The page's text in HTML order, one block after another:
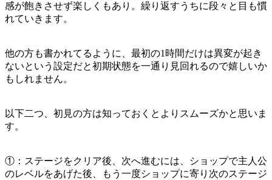
感が飽きさせず楽しくもあり。繰り返すうちに段々と目も慣
れていきます。
他の方も書かれてるように、最初の1時間だけは異変が起き
ないという設定だと初期状態を一通り見回れるので嬉しいか
もしれません。
以下二つ、初見の方は知っておくとよりスムーズかと思いま
す。
①：ステージをクリア後、次へ進むには、ショップで主人公
のレベルをあげた後、もう一度ショップに寄り次のステージ